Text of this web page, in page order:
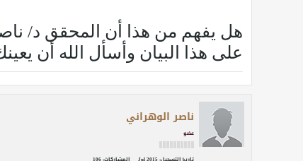
هل يفهم من هذا أن المحقق د/
على هذا البيان وأسأل الله أن
ناصر الوهراني
عضو